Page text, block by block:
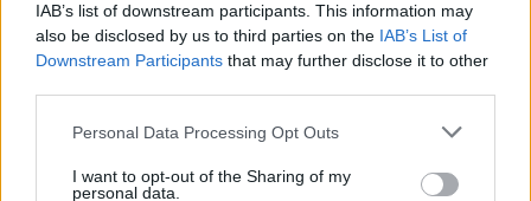
IAB’s list of downstream participants. This information may
also be disclosed by us to third parties on the IAB’s List of
Downstream Participants that may further disclose it to other
Personal Data Processing Opt Outs
I want to opt-out of the Sharing of my
personal data.
A presença da Nortada vai mais uma vez, alem da
competição. O que queremos é fazer parte deste
movimento que promove o encontro entre atletas,
visitantes e a comunidade local. Que a marca Nortada
valorizando o património natural e a relação de
Publicado 23 horas atrás on 05/08/2026
Por Ígor Lopes
Vencedores serão anunciados no “Innovation in Politics
Awards,” a 30 de outubro de 2026, no Centro de